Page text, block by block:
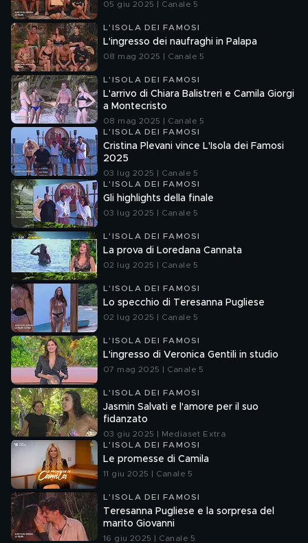
05 giu 2025 | Canale 5
L'ISOLA DEI FAMOSI
L'ingresso dei naufraghi in Palapa
08 mag 2025 | Canale 5
L'ISOLA DEI FAMOSI
L'arrivo di Chiara Balistreri e Camila Giorgi
a Montecristo
08 mag 2025 | Canale 5
L'ISOLA DEI FAMOSI
Cristina Plevani vince L'Isola dei Famosi
2025
03 lug 2025 | Canale 5
L'ISOLA DEI FAMOSI
Gli highlights della finale
03 lug 2025 | Canale 5
L'ISOLA DEI FAMOSI
La prova di Loredana Cannata
02 lug 2025 | Canale 5
L'ISOLA DEI FAMOSI
Lo specchio di Teresanna Pugliese
02 lug 2025 | Canale 5
L'ISOLA DEI FAMOSI
L'ingresso di Veronica Gentili in studio
07 mag 2025 | Canale 5
L'ISOLA DEI FAMOSI
Jasmin Salvati e l'amore per il suo
fidanzato
03 giu 2025 | Mediaset Extra
L'ISOLA DEI FAMOSI
Le promesse di Camila
11 giu 2025 | Canale 5
L'ISOLA DEI FAMOSI
Teresanna Pugliese e la sorpresa del
marito Giovanni
16 giu 2025 | Canale 5